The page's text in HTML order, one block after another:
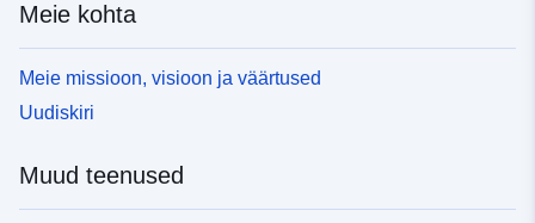
Meie kohta
Meie missioon, visioon ja väärtused
Uudiskiri
Muud teenused